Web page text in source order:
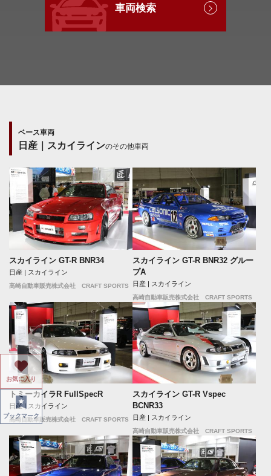
車両検索
ベース車両
日産｜スカイラインのその他車両
スカイライン GT-R BNR34
日産 | スカイライン
高崎自動車販売株式会社 CRAFT SPORTS
スカイライン GT-R BNR32 グルー
プA
日産 | スカイライン
高崎自動車販売株式会社 CRAFT SPORTS
トミーカイラR FullSpecR
日産 | スカイライン
高崎自動車販売株式会社 CRAFT SPORTS
スカイライン GT-R Vspec
BCNR33
日産 | スカイライン
高崎自動車販売株式会社 CRAFT SPORTS
お気に入り
ブックマーク